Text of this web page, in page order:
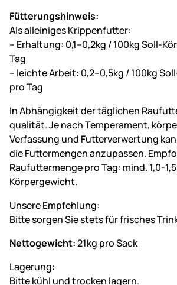
Fütterungshinweis:
Als alleiniges Krippenfutter:
– Erhaltung: 0,1–0,2kg / 100kg Soll-
Tag
– leichte Arbeit: 0,2–0,5kg / 100kg
pro Tag
In Abhängigkeit der täglichen
qualität. Je nach Temperament,
Verfassung und Futterverwertung
die Futtermengen anzupassen.
Raufuttermenge pro Tag: mind. 1,0-
Körpergewicht.
Unsere Empfehlung:
Bitte sorgen Sie stets für frisches
Nettogewicht:21kg pro Sack
Lagerung:
Bitte kühl und trocken lagern.